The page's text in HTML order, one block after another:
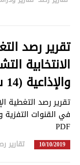
تقرير رصد
الانتخابية
والإذاعية (14 سبتمبر- 04 أكتوبر 2019)
تقرير رصد التغطية
PDF
10/10/2019 تقارير